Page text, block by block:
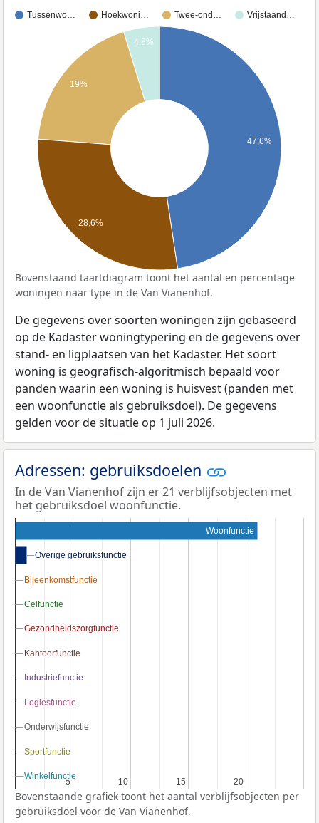
Tussenwo… Hoekwoni… Twee-ond… Vrijstaand…
47,6%
4,8%
19%
28,6%
Bovenstaand taartdiagram toont het aantal en percentage
woningen naar type in de Van Vianenhof.
De gegevens over soorten woningen zijn gebaseerd
op de Kadaster woningtypering en de gegevens over
stand- en ligplaatsen van het Kadaster. Het soort
woning is geografisch-algoritmisch bepaald voor
panden waarin een woning is huisvest (panden met
een woonfunctie als gebruiksdoel). De gegevens
gelden voor de situatie op 1 juli 2026.
Adressen: gebruiksdoelen
In de Van Vianenhof zijn er 21 verblijfsobjecten met
het gebruiksdoel woonfunctie.
5
5 10
10 15
15 20
20
Woonfunctie
Overige gebruiksfunctie
Overige gebruiksfunctie
Bijeenkomstfunctie
Bijeenkomstfunctie
Celfunctie
Celfunctie
Gezondheidszorgfunctie
Gezondheidszorgfunctie
Kantoorfunctie
Kantoorfunctie
Industriefunctie
Industriefunctie
Logiesfunctie
Logiesfunctie
Onderwijsfunctie
Onderwijsfunctie
Sportfunctie
Sportfunctie
Winkelfunctie
Winkelfunctie
Bovenstaande grafiek toont het aantal verblijfsobjecten per
gebruiksdoel voor de Van Vianenhof.